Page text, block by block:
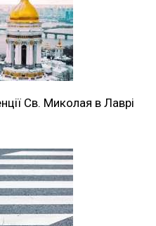
Св. Миколая в Лаврі